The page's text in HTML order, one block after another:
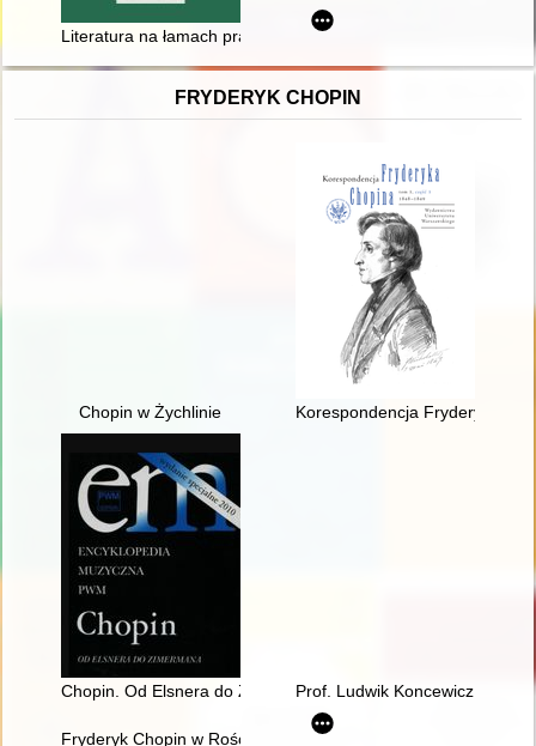
Literatura na łamach prasy polonijnej w Brazylii 1892-1920
FRYDERYK CHOPIN
Chopin w Żychlinie Korespondencja Fryderyka
Chopin. Od Elsnera do Zimermana. Encyklopedia muzyczna
Prof. Ludwik Koncewicz
Fryderyk Chopin w Rościszewie